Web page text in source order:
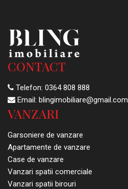
CONTACT
Telefon: 0364 808 888
Email: blingimobiliare@gmail.com
VANZARI
Garsoniere de vanzare
Apartamente de vanzare
Case de vanzare
Vanzari spatii comerciale
Vanzari spatii birouri